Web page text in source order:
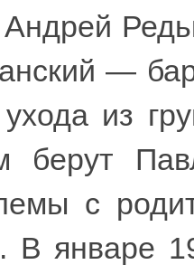
Андрей
—
из
берут
с
В январе